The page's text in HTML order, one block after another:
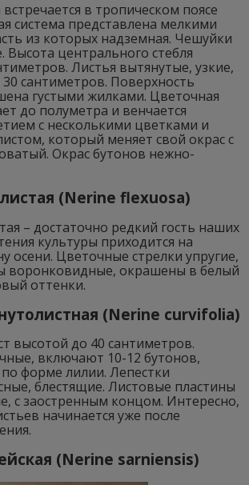
в тропическом поясе
система представлена мелкими
из которых надземная. Чешуйки
Высота центрального стебля
Листья вытянутые, узкие,
сантиметров. Поверхность
густыми жилками. Цветочная
до полуметра и венчается
с несколькими цветками и
который меняет свой окрас с
Окрас бутонов нежно-
(Nerine flexuosa)
– достаточно редкий гость наших
культуры приходится на
осени. Цветочные стрелки упругие,
воронковидные, окрашены в белый
оттенки.
(Nerine curvifolia)
высотой до 40 сантиметров.
включают 10-12 бутонов,
форме лилии. Лепестки
блестящие. Листовые пластины
с заостренным концом. Интересно,
начинается уже после
(Nerine sarniensis)